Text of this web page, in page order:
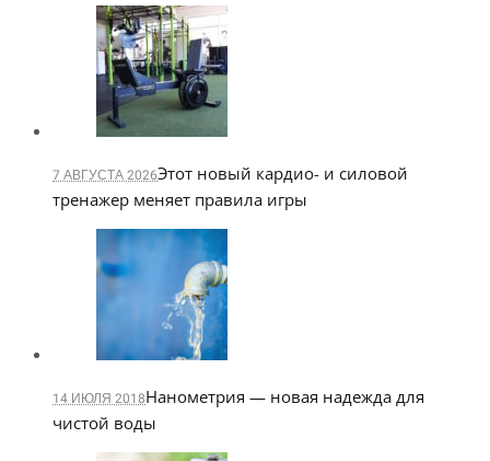
7 АВГУСТА 2026Этот новый кардио- и силовой
тренажер меняет правила игры
14 ИЮЛЯ 2018Нанометрия — новая надежда для
чистой воды